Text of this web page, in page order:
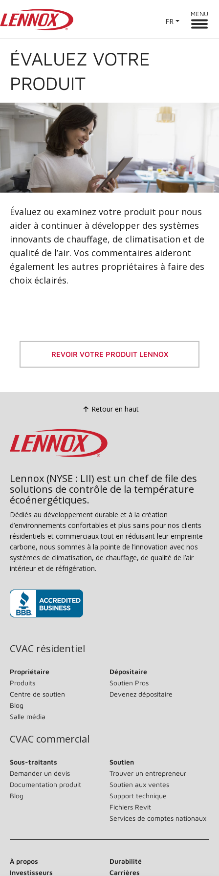
FR
MENU
ÉVALUEZ VOTRE
PRODUIT
Évaluez ou examinez votre produit pour nous
aider à continuer à développer des systèmes
innovants de chauffage, de climatisation et de
qualité de l’air. Vos commentaires aideront
également les autres propriétaires à faire des
choix éclairés.
REVOIR VOTRE PRODUIT LENNOX
Retour en haut
Lennox (NYSE : LII) est un chef de file des
solutions de contrôle de la température
écoénergétiques.
Dédiés au développement durable et à la création
d’environnements confortables et plus sains pour nos clients
résidentiels et commerciaux tout en réduisant leur empreinte
carbone, nous sommes à la pointe de l’innovation avec nos
systèmes de climatisation, de chauffage, de qualité de l’air
intérieur et de réfrigération.
CVAC résidentiel
Propriétaire
Produits
Centre de soutien
Blog
Salle média
Dépositaire
Soutien Pros
Devenez dépositaire
CVAC commercial
Sous-traitants
Demander un devis
Documentation produit
Blog
Soutien
Trouver un entrepreneur
Soutien aux ventes
Support technique
Fichiers Revit
Services de comptes nationaux
À propos
Durabilité
Investisseurs
Carrières